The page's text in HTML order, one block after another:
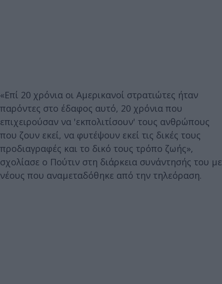
«Επί 20 χρόνια οι Αμερικανοί στρατιώτες ήταν
παρόντες στο έδαφος αυτό, 20 χρόνια που
επιχειρούσαν να 'εκπολιτίσουν' τους ανθρώπους
που ζουν εκεί, να φυτέψουν εκεί τις δικές τους
προδιαγραφές και το δικό τους τρόπο ζωής»,
σχολίασε ο Πούτιν στη διάρκεια συνάντησής του με
νέους που αναμεταδόθηκε από την τηλεόραση.